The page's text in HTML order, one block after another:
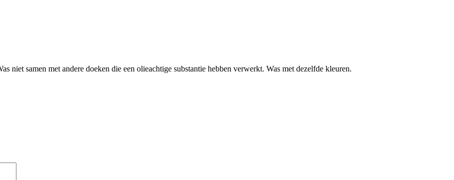
niet samen met andere doeken die een olieachtige substantie hebben verwerkt. Was met dezelfde kleuren.